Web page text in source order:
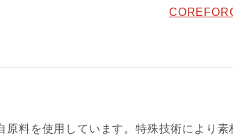
料を使用しています。特殊技術により